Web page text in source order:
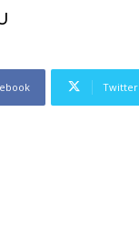
Twitter